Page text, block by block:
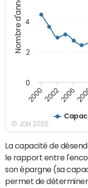
Nombre d'années
200020022006
0
2
4
© JDN 2026
La capacité de
le rapport entre
son épargne (sa
permet de